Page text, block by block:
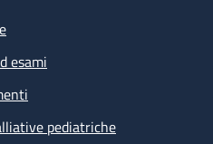
esami
pediatriche